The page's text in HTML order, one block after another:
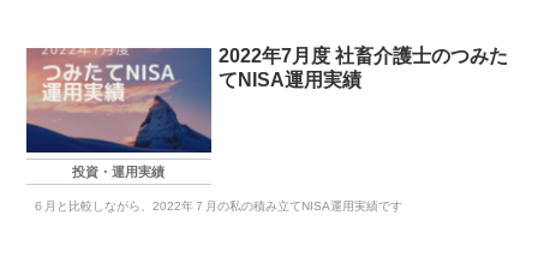
投資・運用実績
2022年7月度 社畜介護士のつみた
てNISA運用実績
６月と比較しながら、2022年７月の私の積み立てNISA運用実績です